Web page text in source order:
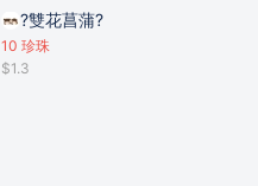
?雙花菖蒲?
10 珍珠
$1.3